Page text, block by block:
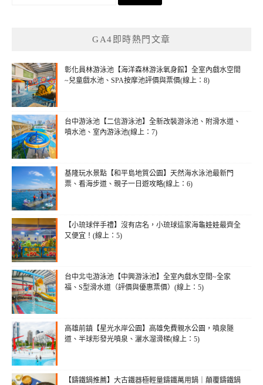
GA4即時熱門文章
彰化員林游泳池【海洋森林游泳氧身館】全室內戲水空間
~兒童戲水池、SPA按摩池評價與票價(線上：8)
台中游泳池【二信游泳池】全新改裝游泳池、附滑水道、
噴水池、室內游泳池(線上：7)
基隆玩水景點【和平島地質公園】天然海水泳池最新門
票、看海步道、親子一日遊攻略(線上：6)
【小琉球伴手禮】沒有店名，小琉球這家海龜娃娃最齊全
又便宜！(線上：5)
台中北屯游泳池【中興游泳池】全室內戲水空間~全家
福、S型滑水道（評價與優惠票價）(線上：5)
高雄前鎮【星光水岸公園】高雄免費親水公園，噴泉隧
道、半球形發光噴泉、灑水溜滑梯(線上：5)
【鑄鐵鍋推薦】大古鐵器極輕量鑄鐵萬用鍋｜顛覆鑄鐵鍋